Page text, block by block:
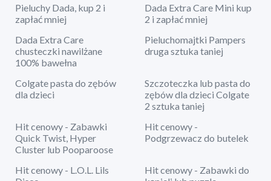
Pieluchy Dada, kup 2 i
zapłać mniej
Dada Extra Care Mini kup
2 i zapłać mniej
Dada Extra Care
chusteczki nawilżane
100% bawełna
Pieluchomajtki Pampers
druga sztuka taniej
Colgate pasta do zębów
dla dzieci
Szczoteczka lub pasta do
zębów dla dzieci Colgate
2 sztuka taniej
Hit cenowy - Zabawki
Quick Twist, Hyper
Cluster lub Pooparoose
Hit cenowy -
Podgrzewacz do butelek
Hit cenowy - L.O.L. Lils
Hit cenowy - Zabawki do